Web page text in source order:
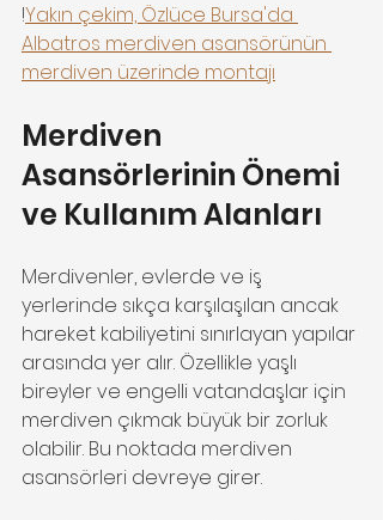
!Yakın çekim, Özlüce Bursa'da
Albatros merdiven asansörünün
merdiven üzerinde montajı
Merdiven
Asansörlerinin Önemi
ve Kullanım Alanları
Merdivenler, evlerde ve iş
yerlerinde sıkça karşılaşılan ancak
hareket kabiliyetini sınırlayan yapılar
arasında yer alır. Özellikle yaşlı
bireyler ve engelli vatandaşlar için
merdiven çıkmak büyük bir zorluk
olabilir. Bu noktada merdiven
asansörleri devreye girer.